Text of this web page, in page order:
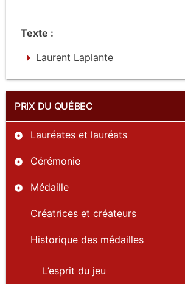
PRIX DU QUÉBEC
Lauréates et lauréats
Cérémonie
Médaille
Créatrices et créateurs
Historique des médailles
L’esprit du jeu
Texte :
Laurent Laplante